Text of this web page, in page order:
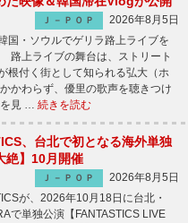
Ｊ－ＰＯＰ
2026年8月5日
国・ソウルでゲリラ路上ライブを
上ライブの舞台は、ストリート
根付く街として知られる弘大（ホ
かわらず、優里の歌声を聴きつけ
を見 … 続きを読む
、台北で初となる海外単独
絶】10月開催
Ｊ－ＰＯＰ
2026年8月5日
が、2026年10月18日に台北・
で単独公演【FANTASTICS LIVE